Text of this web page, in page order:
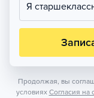
Я
Продолжая, вы
условиях Согласия на